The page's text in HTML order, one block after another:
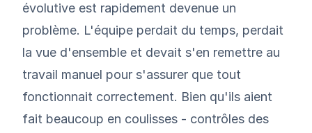
évolutive est rapidement devenue un
problème. L'équipe perdait du temps, perdait
la vue d'ensemble et devait s'en remettre au
travail manuel pour s'assurer que tout
fonctionnait correctement. Bien qu'ils aient
fait beaucoup en coulisses - contrôles des